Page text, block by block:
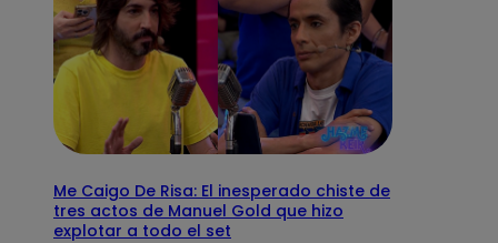
Me Caigo De Risa: El inesperado chiste de
tres actos de Manuel Gold que hizo
explotar a todo el set